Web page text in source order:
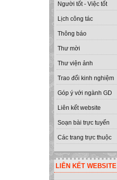
Người tốt - Việc tốt
Lịch công tác
Thông báo
Thư mời
Thư viện ảnh
Trao đổi kinh nghiệm
Góp ý với ngành GD
Liên kết website
Soạn bài trực tuyến
Các trang trực thuộc
LIÊN KẾT WEBSITE